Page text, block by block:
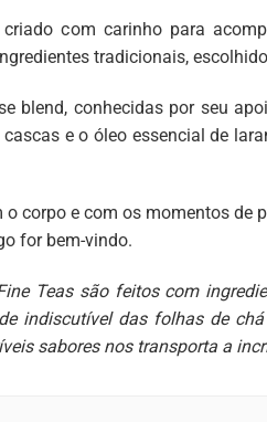
com carinho para
tradicionais,
blend, conhecidas por seu
e o óleo essencial de
corpo e com os momentos
for bem-vindo.
Teas são feitos com
indiscutível das folhas de
sabores nos transporta a